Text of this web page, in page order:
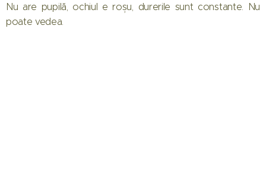
Nu are pupilă, ochiul e roșu, durerile sunt constante. Nu
poate vedea.